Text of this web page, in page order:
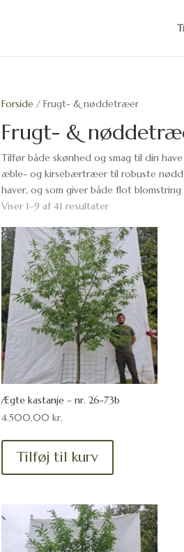
Forside/ Frugt- & nøddetræer
Frugt- &
Tilfør både skønhed og smag til din
æble- og kirsebærtræer til robuste
haver, og som giver både flot
Viser 1–9 af 41 resultater
Ægte kastanje – nr. 26-73b
4.500,00 kr.
Tilføj til kurv